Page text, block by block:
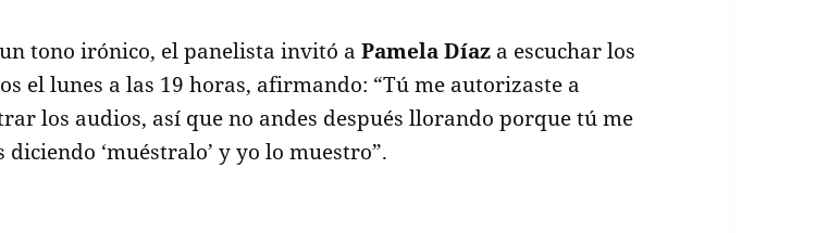
tono irónico, el panelista invitó aPamela Díaz a escuchar los
el lunes a las 19 horas, afirmando: “Tú me autorizaste a
los audios, así que no andes después llorando porque tú me
diciendo ‘muéstralo’ y yo lo muestro”.